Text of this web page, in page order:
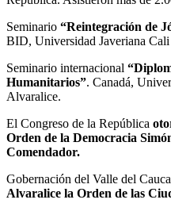
Seminario “Reintegración de
BID, Universidad Javeriana
Seminario internacional
Humanitarios”. Canadá,
Alvaralice.
El Congreso de la República
Orden de la Democracia
Comendador.
Gobernación del Valle del Cauca
Alvaralice la Orden de las